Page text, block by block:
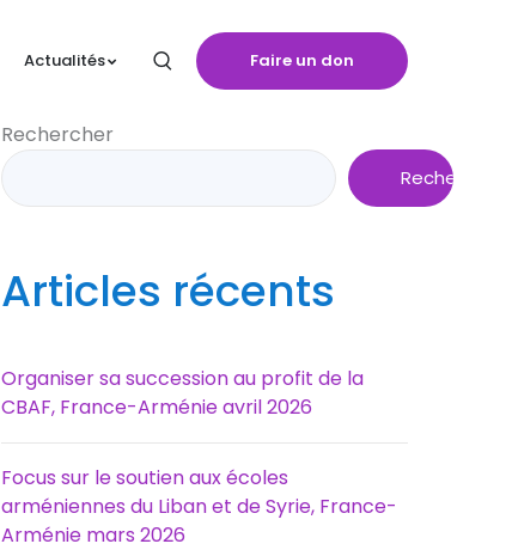
Actualités Faire un don
Rechercher
Rechercher
Articles récents
Organiser sa succession au profit de la
CBAF, France-Arménie avril 2026
Focus sur le soutien aux écoles
arméniennes du Liban et de Syrie, France-
Arménie mars 2026